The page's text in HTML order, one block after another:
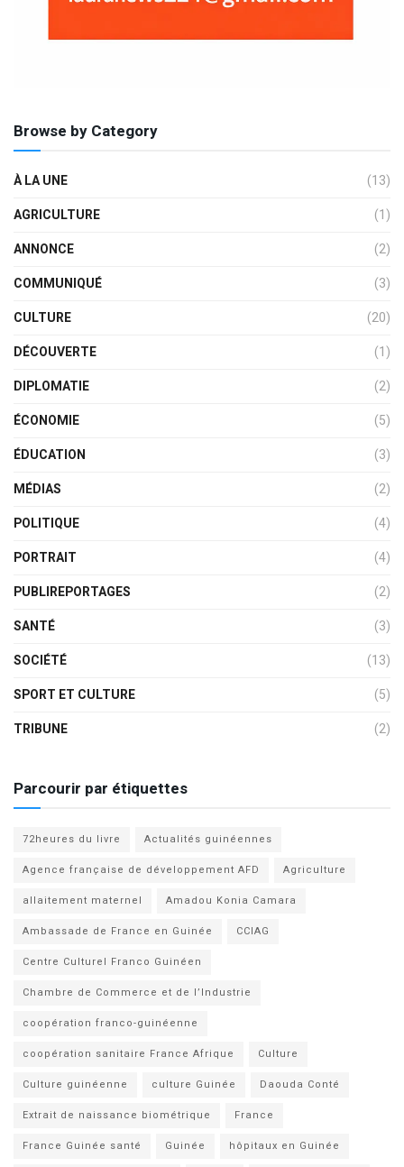
Browse by Category
À LA UNE
(13)
AGRICULTURE
(1)
ANNONCE
(2)
COMMUNIQUÉ
(3)
CULTURE
(20)
DÉCOUVERTE
(1)
DIPLOMATIE
(2)
ÉCONOMIE
(5)
ÉDUCATION
(3)
MÉDIAS
(2)
POLITIQUE
(4)
PORTRAIT
(4)
PUBLIREPORTAGES
(2)
SANTÉ
(3)
SOCIÉTÉ
(13)
SPORT ET CULTURE
(5)
TRIBUNE
(2)
Parcourir par étiquettes
72heures du livre
Actualités guinéennes
Agence française de développement AFD
Agriculture
allaitement maternel
Amadou Konia Camara
Ambassade de France en Guinée
CCIAG
Centre Culturel Franco Guinéen
Chambre de Commerce et de l’Industrie
coopération franco-guinéenne
coopération sanitaire France Afrique
Culture
Culture guinéenne
culture Guinée
Daouda Conté
Extrait de naissance biométrique
France
France Guinée santé
Guinée
hôpitaux en Guinée